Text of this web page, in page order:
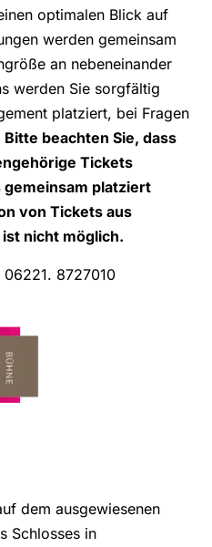
optimalen Blick auf
werden gemeinsam
an nebeneinander
werden Sie sorgfältig
platziert, bei Fragen
Bitte beachten Sie, dass
Tickets
platziert
von Tickets aus
nicht möglich.
8727010
dem ausgewiesenen
Schlosses in